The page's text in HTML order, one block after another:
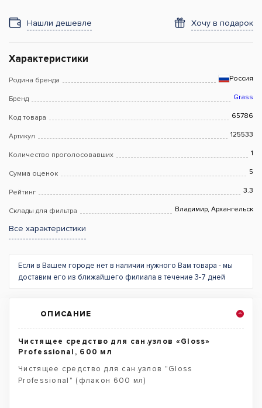
Нашли дешевле Хочу в подарок
Характеристики
Родина бренда Россия
Бренд Grass
Код товара 65786
Артикул 125533
Количество проголосовавших 1
Сумма оценок 5
Рейтинг 3.3
Склады для фильтра Владимир, Архангельск
Все характеристики
Если в Вашем городе нет в наличии нужного Вам товара - мы
доставим его из ближайшего филиала в течение 3-7 дней
ОПИСАНИЕ
Чистящее средство для сан.узлов «Gloss»
Professional, 600 мл
Чистящее средство для сан.узлов "Gloss
Professional" (флакон 600 мл)